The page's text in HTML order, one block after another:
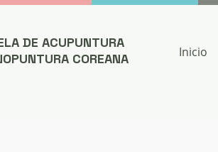
DE ACUPUNTURA
COREANA
Inicio